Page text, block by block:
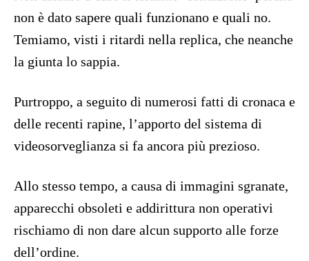
non è dato sapere quali funzionano e quali no.
Temiamo, visti i ritardi nella replica, che neanche
la giunta lo sappia.
Purtroppo, a seguito di numerosi fatti di cronaca e
delle recenti rapine, l’apporto del sistema di
videosorveglianza si fa ancora più prezioso.
Allo stesso tempo, a causa di immagini sgranate,
apparecchi obsoleti e addirittura non operativi
rischiamo di non dare alcun supporto alle forze
dell’ordine.